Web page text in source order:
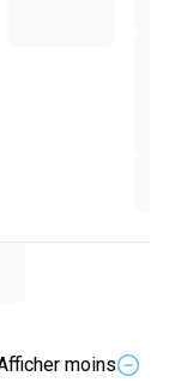
moins